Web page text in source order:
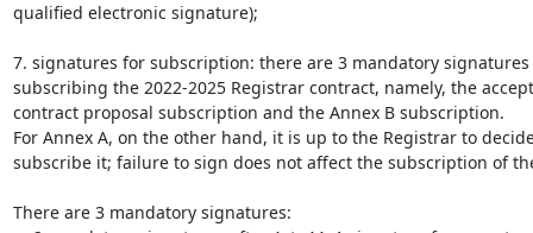
qualified electronic signature);
7. signatures for subscription: there are 3 mandatory
subscribing the 2022-2025 Registrar contract, namely, the
contract proposal subscription and the Annex B subscription.
For Annex A, on the other hand, it is up to the Registrar to
subscribe it; failure to sign does not affect the subscription of
There are 3 mandatory signatures: